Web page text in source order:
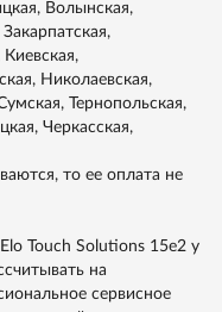
Волынская,
Николаевская,
Тернопольская,
Черкасская,
то ее оплата не
Touch Solutions 15е2 у
на
сервисное